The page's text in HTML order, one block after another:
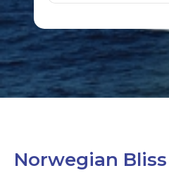
Norwegian Bliss